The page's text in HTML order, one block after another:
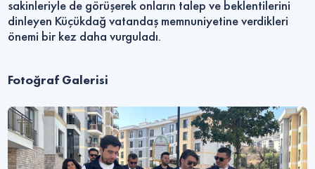
sakinleriyle de görüşerek onların talep ve beklentilerini
dinleyen Küçükdağ vatandaş memnuniyetine verdikleri
önemi bir kez daha vurguladı.
Fotoğraf Galerisi